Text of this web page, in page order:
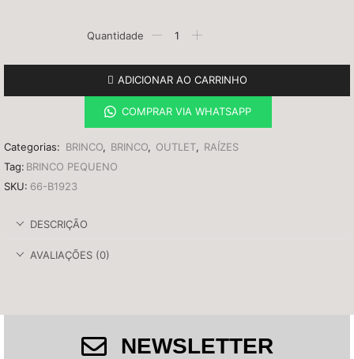
ADICIONAR AO CARRINHO
COMPRAR VIA WHATSAPP
Categorias: BRINCO, BRINCO, OUTLET, RAÍZES
Tag: BRINCO PEQUENO
SKU: 66-B1923
DESCRIÇÃO
AVALIAÇÕES (0)
NEWSLETTER